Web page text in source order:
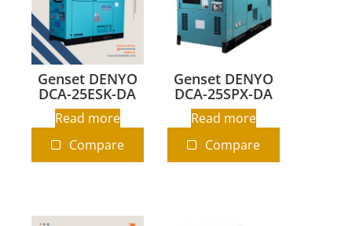
Genset DENYO
DCA-25ESK-DA
Read more
Compare
Genset DENYO
DCA-25SPX-DA
Read more
Compare